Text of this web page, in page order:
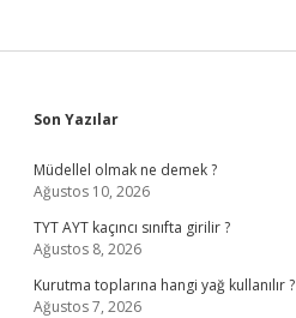
Sidebar
Son Yazılar
Müdellel olmak ne demek ?
Ağustos 10, 2026
TYT AYT kaçıncı sınıfta girilir ?
Ağustos 8, 2026
Kurutma toplarına hangi yağ kullanılır ?
Ağustos 7, 2026